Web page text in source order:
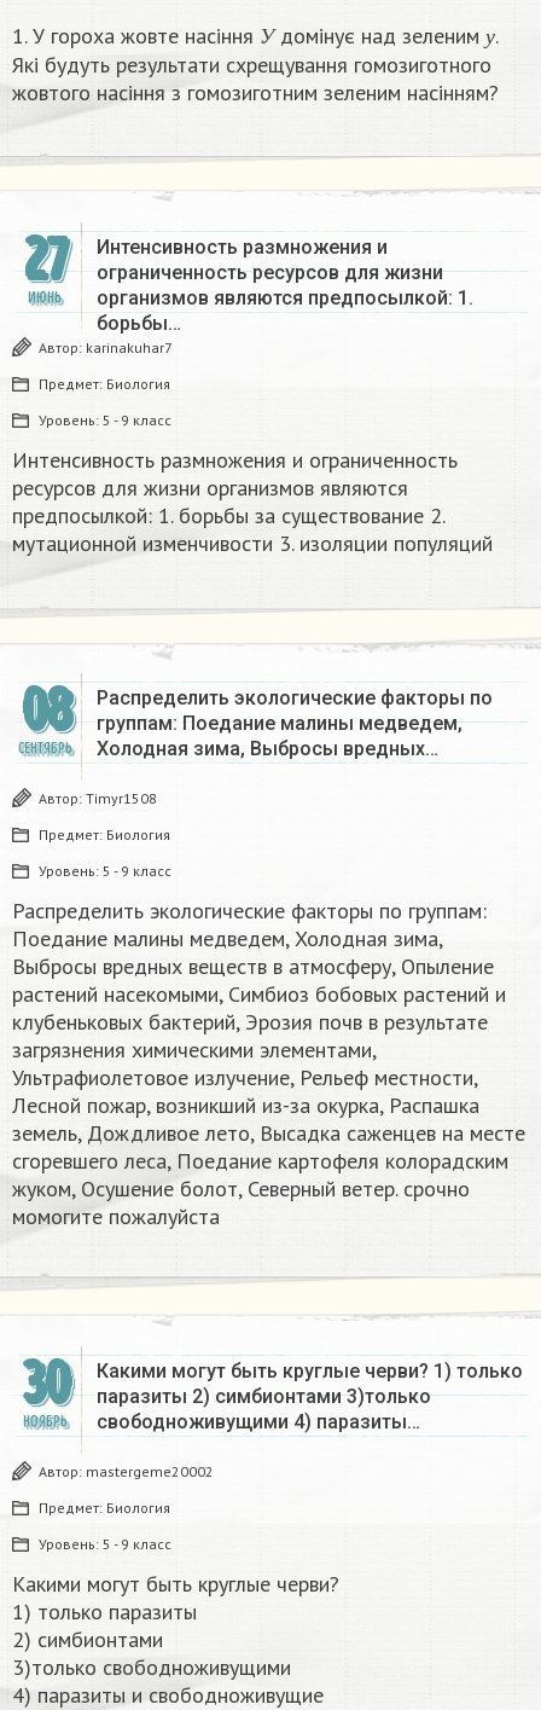
1. У гороха жовте насіння
У домінує над зеленим у
.
Які будуть результати схрещування гомозиготного
жовтого насіння з гомозиготним зеленим насінням?
27
ИЮНЬ
Интенсивность размножения и
ограниченность ресурсов для жизни
организмов являются предпосылкой: 1.
борьбы…
Автор: karinakuhar7
Предмет: Биология
Уровень: 5 - 9 класс
Интенсивность размножения и ограниченность
ресурсов для жизни организмов являются
предпосылкой: 1. борьбы за существование 2.
мутационной изменчивости 3. изоляции популяций
08
СЕНТЯБРЬ
Распределить экологические факторы по
группам: Поедание малины медведем,
Холодная зима, Выбросы вредных…
Автор: Timyr1508
Предмет: Биология
Уровень: 5 - 9 класс
Распределить экологические факторы по группам:
Поедание малины медведем, Холодная зима,
Выбросы вредных веществ в атмосферу, Опыление
растений насекомыми, Симбиоз бобовых растений и
клубеньковых бактерий, Эрозия почв в результате
загрязнения химическими элементами,
Ультрафиолетовое излучение, Рельеф местности,
Лесной пожар, возникший из-за окурка, Распашка
земель, Дождливое лето, Высадка саженцев на месте
сгоревшего леса, Поедание картофеля колорадским
жуком, Осушение болот, Северный ветер​.​ срочно
момогите пожалуйста
30
НОЯБРЬ
Какими могут быть круглые черви? 1) только
паразиты 2) симбионтами 3)только
свободноживущими 4) паразиты…
Автор: mastergeme20002
Предмет: Биология
Уровень: 5 - 9 класс
Какими могут быть круглые черви?
1) только паразиты
2) симбионтами
3)только свободноживущими
4) паразиты и свободноживущие​